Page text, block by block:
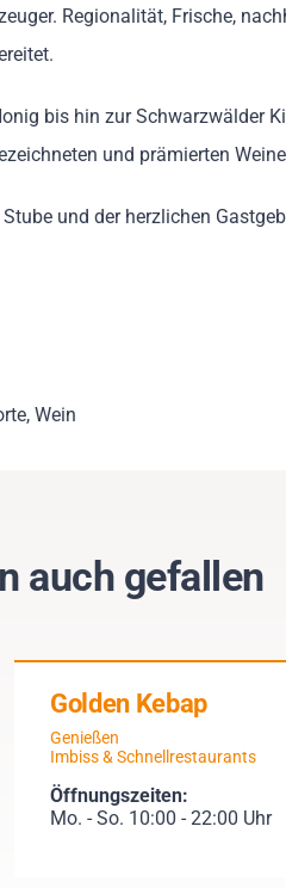
Regionalität, Frische,
bis hin zur Schwarzwälder
und prämierten
und der herzlichen
Wein
auch gefallen
Golden Kebap
Genießen
Imbiss & Schnellrestaurants
Öffnungszeiten:
Mo. - So. 10:00 - 22:00 Uhr